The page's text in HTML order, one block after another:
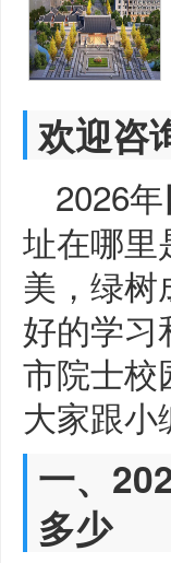
欢迎咨
2026年
址在哪里
美，绿树
好的学习
市院士校
大家跟
一、
多少